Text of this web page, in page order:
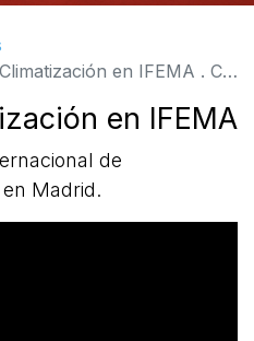
. Celebramos 40 años de la creación de Polytherm
en IFEMA
de
Madrid.